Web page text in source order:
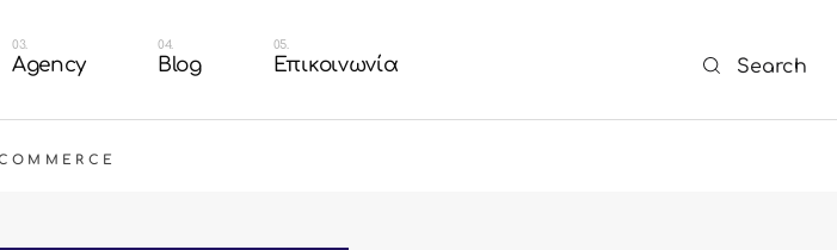
&
Agency
Our Team
Blog Επικοινωνία Search
Team